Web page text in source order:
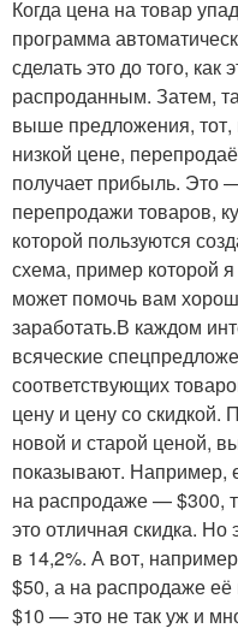
Когда цена на товар
программа
сделать это до того, как
распроданным. Затем,
выше предложения, тот,
низкой цене,
получает прибыль. Это
перепродажи товаров,
которой пользуются
схема, пример которой
может помочь вам
заработать.В каждом
всяческие
соответствующих
цену и цену со
новой и старой ценой,
показывают. Например,
на распродаже — $300,
это отличная скидка. Но
в 14,2%. А вот,
$50, а на распродаже
$10 — это не так уж и